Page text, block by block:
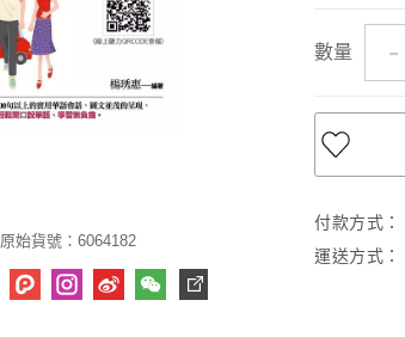
原始貨號：6064182
數量 -
付款方式：
運送方式：